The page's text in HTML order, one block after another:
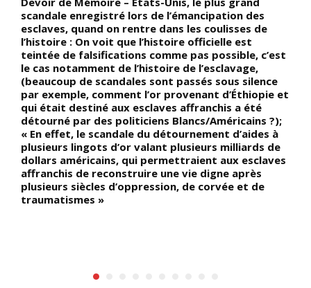
scandale enregistré lors de l’émancipation des
esclaves, quand on rentre dans les coulisses de
l’histoire : On voit que l’histoire officielle est
teintée de falsifications comme pas possible, c’est
le cas notamment de l’histoire de l’esclavage,
(beaucoup de scandales sont passés sous silence
par exemple, comment l’or provenant d’Éthiopie et
qui était destiné aux esclaves affranchis a été
détourné par des politiciens Blancs/Américains ?);
« En effet, le scandale du détournement d’aides à
plusieurs lingots d’or valant plusieurs milliards de
dollars américains, qui permettraient aux esclaves
affranchis de reconstruire une vie digne après
plusieurs siècles d’oppression, de corvée et de
traumatismes »